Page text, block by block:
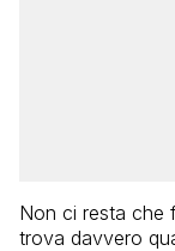
Non ci resta che
trova davvero